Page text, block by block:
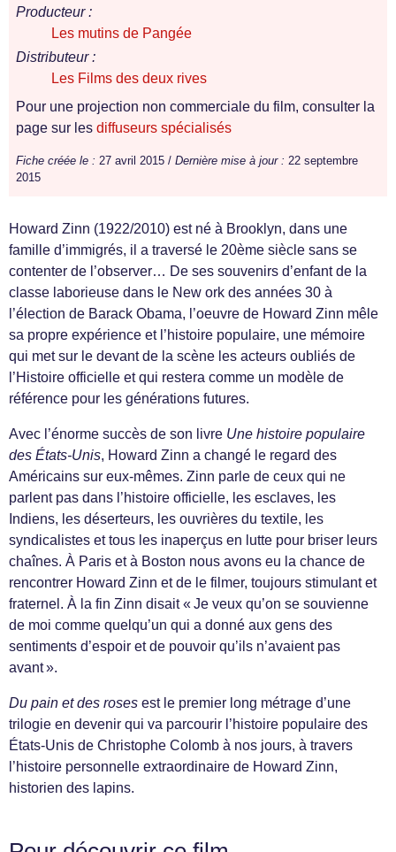
Producteur :
Les mutins de Pangée
Distributeur :
Les Films des deux rives
Pour une projection non commerciale du film, consulter la
page sur les diffuseurs spécialisés
Fiche créée le : 27 avril 2015 / Dernière mise à jour : 22 septembre
2015
Howard Zinn (1922/2010) est né à Brooklyn, dans une
famille d’immigrés, il a traversé le 20ème siècle sans se
contenter de l’observer… De ses souvenirs d’enfant de la
classe laborieuse dans le New ork des années 30 à
l’élection de Barack Obama, l’oeuvre de Howard Zinn mêle
sa propre expérience et l’histoire populaire, une mémoire
qui met sur le devant de la scène les acteurs oubliés de
l’Histoire officielle et qui restera comme un modèle de
référence pour les générations futures.
Avec l’énorme succès de son livre Une histoire populaire
des États-Unis, Howard Zinn a changé le regard des
Américains sur eux-mêmes. Zinn parle de ceux qui ne
parlent pas dans l’histoire officielle, les esclaves, les
Indiens, les déserteurs, les ouvrières du textile, les
syndicalistes et tous les inaperçus en lutte pour briser leurs
chaînes. À Paris et à Boston nous avons eu la chance de
rencontrer Howard Zinn et de le filmer, toujours stimulant et
fraternel. À la fin Zinn disait « Je veux qu’on se souvienne
de moi comme quelqu’un qui a donné aux gens des
sentiments d’espoir et de pouvoir qu’ils n’avaient pas
avant ».
Du pain et des roses est le premier long métrage d’une
trilogie en devenir qui va parcourir l’histoire populaire des
États-Unis de Christophe Colomb à nos jours, à travers
l’histoire personnelle extraordinaire de Howard Zinn,
historien des lapins.